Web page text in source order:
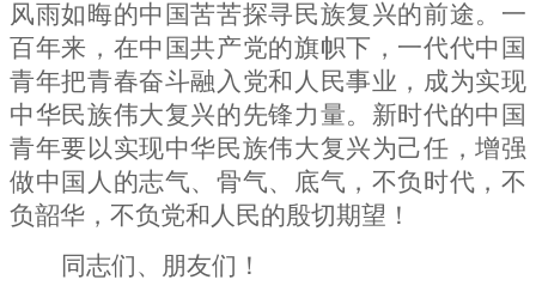
风雨如晦的中国苦苦探寻民族复兴的前途。一
百年来，在中国共产党的旗帜下，一代代中国
青年把青春奋斗融入党和人民事业，成为实现
中华民族伟大复兴的先锋力量。新时代的中国
青年要以实现中华民族伟大复兴为己任，增强
做中国人的志气、骨气、底气，不负时代，不
负韶华，不负党和人民的殷切期望！
同志们、朋友们！